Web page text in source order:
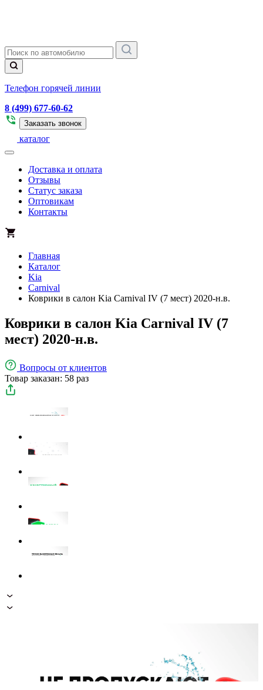
Телефон горячей линии
8 (499) 677-60-62
Заказать звонок
каталог
Доставка и оплата
Отзывы
Статус заказа
Оптовикам
Контакты
Главная
Каталог
Kia
Carnival
Коврики в салон Kia Carnival IV (7 мест) 2020-н.в.
Коврики в салон Kia Carnival IV (7
мест) 2020-н.в.
Вопросы от клиентов
Товар заказан: 58 раз